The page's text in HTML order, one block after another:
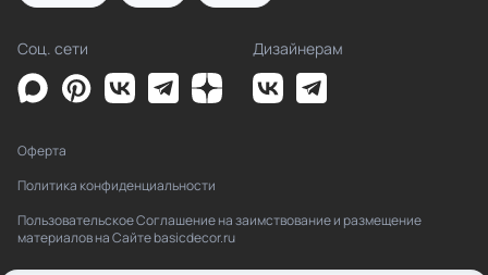
Соц. сети Дизайнерам
Оферта
Политика конфиденциальности
Пользовательское Соглашение на заимствование и размещение
материалов на Сайте basicdecor.ru